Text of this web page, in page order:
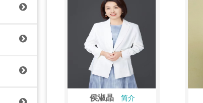
侯淑晶 简介